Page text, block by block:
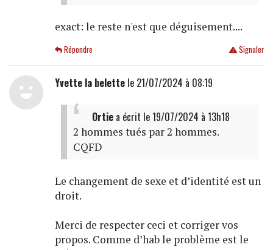
exact: le reste n'est que déguisement....
Signaler
Répondre
Yvette la belettele 21/07/2024 à 08:19
Ortiea écrit le 19/07/2024 à 13h18
2 hommes tués par 2 hommes.
CQFD
Le changement de sexe et d’identité est un
droit.
Merci de respecter ceci et corriger vos
propos. Comme d’hab le problème est le